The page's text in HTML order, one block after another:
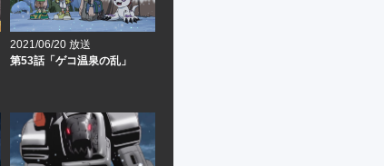
2021/06/20 放送
第53話「ゲコ温泉の乱」